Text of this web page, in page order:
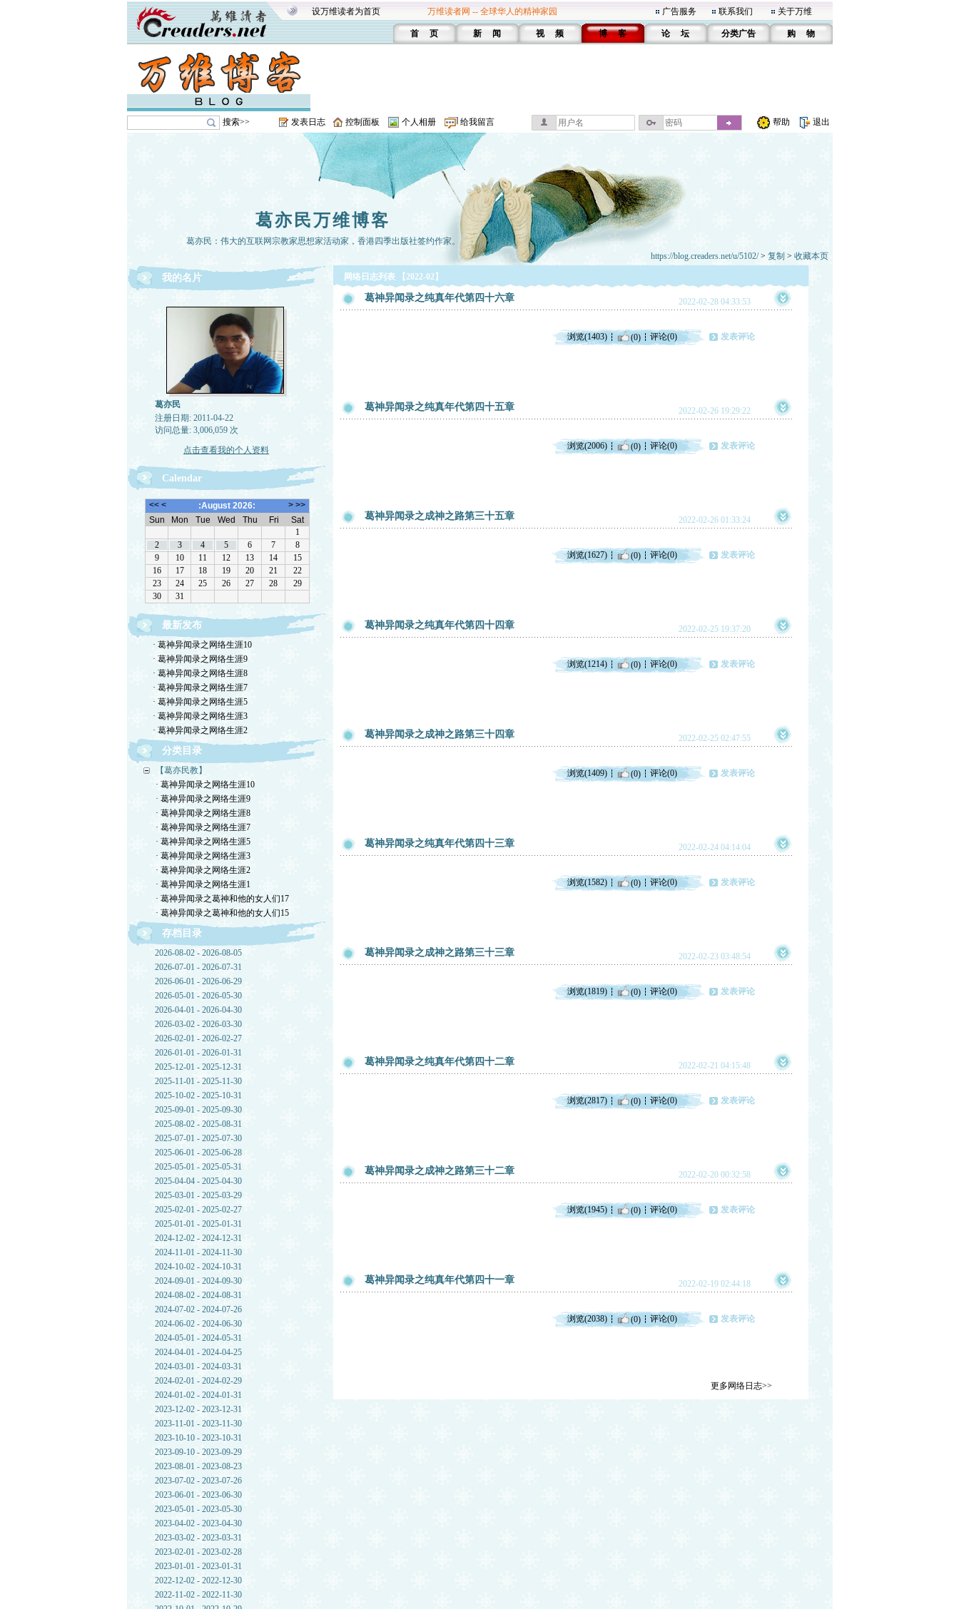
设万维读者为首页 万维读者网 -- 全球华人的精神家园 广告服务 联系我们 关于万维
首 页 新 闻 视 频 博 客 论 坛 分类广告 购 物
搜索>> 发表日志 控制面板 个人相册 给我留言 帮助 退出
葛亦民万维博客
葛亦民：伟大的互联网宗教家思想家活动家，香港四季出版社签约作家。
https://blog.creaders.net/u/5102/> 复制 > 收藏本页
我的名片
葛亦民
注册日期: 2011-04-22
访问总量: 3,006,059 次
点击查看我的个人资料
Calendar
最新发布
· 葛神异闻录之网络生涯10
· 葛神异闻录之网络生涯9
· 葛神异闻录之网络生涯8
· 葛神异闻录之网络生涯7
· 葛神异闻录之网络生涯5
· 葛神异闻录之网络生涯3
· 葛神异闻录之网络生涯2
分类目录
【葛亦民教】
· 葛神异闻录之网络生涯10
· 葛神异闻录之网络生涯9
· 葛神异闻录之网络生涯8
· 葛神异闻录之网络生涯7
· 葛神异闻录之网络生涯5
· 葛神异闻录之网络生涯3
· 葛神异闻录之网络生涯2
· 葛神异闻录之网络生涯1
· 葛神异闻录之葛神和他的女人们17
· 葛神异闻录之葛神和他的女人们15
存档目录
2026-08-02 - 2026-08-05
2026-07-01 - 2026-07-31
2026-06-01 - 2026-06-29
2026-05-01 - 2026-05-30
2026-04-01 - 2026-04-30
2026-03-02 - 2026-03-30
2026-02-01 - 2026-02-27
2026-01-01 - 2026-01-31
2025-12-01 - 2025-12-31
2025-11-01 - 2025-11-30
2025-10-02 - 2025-10-31
2025-09-01 - 2025-09-30
2025-08-02 - 2025-08-31
2025-07-01 - 2025-07-30
2025-06-01 - 2025-06-28
2025-05-01 - 2025-05-31
2025-04-04 - 2025-04-30
2025-03-01 - 2025-03-29
2025-02-01 - 2025-02-27
2025-01-01 - 2025-01-31
2024-12-02 - 2024-12-31
2024-11-01 - 2024-11-30
2024-10-02 - 2024-10-31
2024-09-01 - 2024-09-30
2024-08-02 - 2024-08-31
2024-07-02 - 2024-07-26
2024-06-02 - 2024-06-30
2024-05-01 - 2024-05-31
2024-04-01 - 2024-04-25
2024-03-01 - 2024-03-31
2024-02-01 - 2024-02-29
2024-01-02 - 2024-01-31
2023-12-02 - 2023-12-31
2023-11-01 - 2023-11-30
2023-10-10 - 2023-10-31
2023-09-10 - 2023-09-29
2023-08-01 - 2023-08-23
2023-07-02 - 2023-07-26
2023-06-01 - 2023-06-30
2023-05-01 - 2023-05-30
2023-04-02 - 2023-04-30
2023-03-02 - 2023-03-31
2023-02-01 - 2023-02-28
2023-01-01 - 2023-01-31
2022-12-02 - 2022-12-30
2022-11-02 - 2022-11-30
网络日志列表 【2022-02】
葛神异闻录之纯真年代第四十六章 2022-02-28 04:33:53
浏览(1403) (0) 评论(0) 发表评论
葛神异闻录之纯真年代第四十五章 2022-02-26 19:29:22
浏览(2006) (0) 评论(0) 发表评论
葛神异闻录之成神之路第三十五章 2022-02-26 01:33:24
浏览(1627) (0) 评论(0) 发表评论
葛神异闻录之纯真年代第四十四章 2022-02-25 19:37:20
浏览(1214) (0) 评论(0) 发表评论
葛神异闻录之成神之路第三十四章 2022-02-25 02:47:55
浏览(1409) (0) 评论(0) 发表评论
葛神异闻录之纯真年代第四十三章 2022-02-24 04:14:04
浏览(1582) (0) 评论(0) 发表评论
葛神异闻录之成神之路第三十三章 2022-02-23 03:48:54
浏览(1819) (0) 评论(0) 发表评论
葛神异闻录之纯真年代第四十二章 2022-02-21 04:15:48
浏览(2817) (0) 评论(0) 发表评论
葛神异闻录之成神之路第三十二章 2022-02-20 00:32:58
浏览(1945) (0) 评论(0) 发表评论
葛神异闻录之纯真年代第四十一章 2022-02-19 02:44:18
浏览(2038) (0) 评论(0) 发表评论
更多网络日志>>